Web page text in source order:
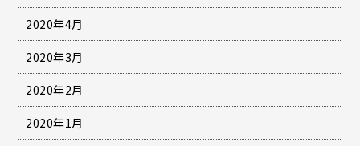
2020年4月
2020年3月
2020年2月
2020年1月